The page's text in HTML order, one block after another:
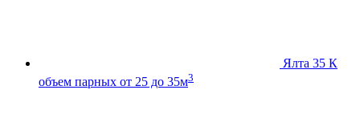
Ялта 35 К
объем парных от 25 до 35м3